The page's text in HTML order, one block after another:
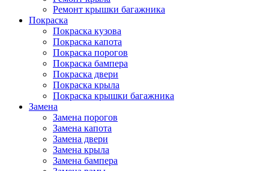
Ремонт крышки багажника
Покраска
Покраска кузова
Покраска капота
Покраска порогов
Покраска бампера
Покраска двери
Покраска крыла
Покраска крышки багажника
Замена
Замена порогов
Замена капота
Замена двери
Замена крыла
Замена бампера